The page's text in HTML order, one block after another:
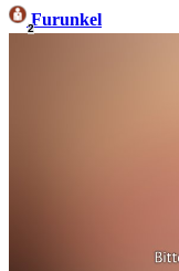
2Furunkel